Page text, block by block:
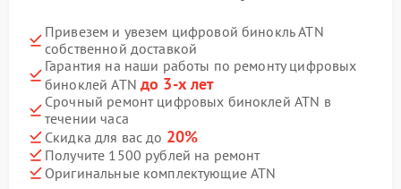
Привезем и увезем цифровой бинокль ATN
собственной доставкой
Гарантия на наши работы по ремонту цифровых
биноклей ATN до 3-х лет
Срочный ремонт цифровых биноклей ATN в
течении часа
Скидка для вас до 20%
Получите 1500 рублей на ремонт
Оригинальные комплектующие ATN